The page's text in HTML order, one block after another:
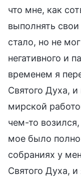
что мне, как
выполнять
стало, но не
негативного и
временем я
Святого Духа,
мирской
чем-то
мое было
собраниях у
Святого Духа,